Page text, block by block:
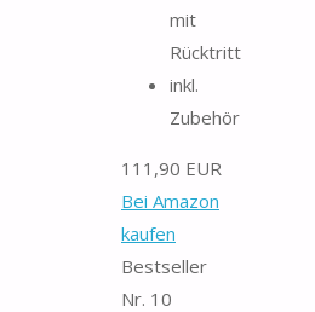
mit
Rücktritt
inkl.
Zubehör
111,90 EUR
Bei Amazon
kaufen
Bestseller
Nr. 10